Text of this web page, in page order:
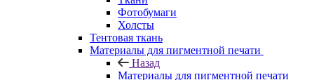
Фотобумаги
Холсты
Тентовая ткань
Материалы для пигментной печати
Назад
Материалы для пигментной печати